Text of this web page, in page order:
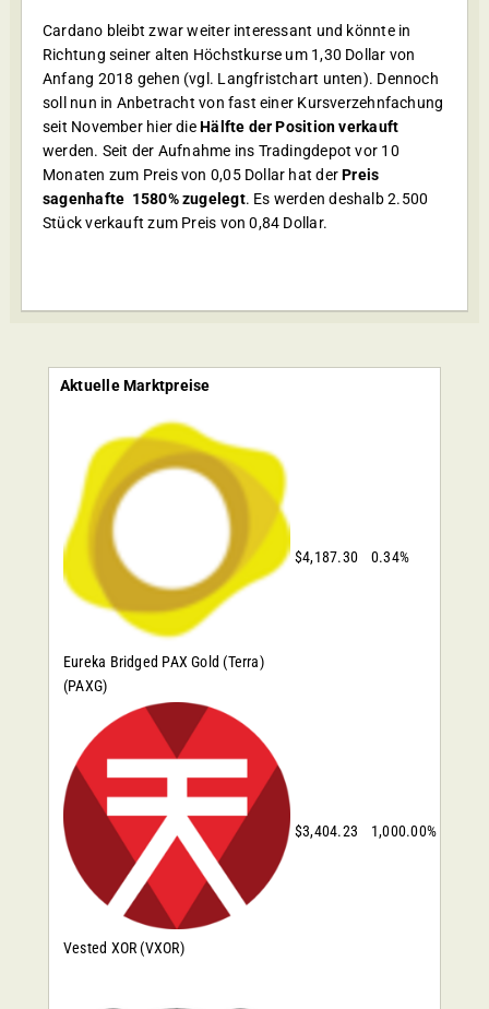
Cardano bleibt zwar weiter interessant und könnte in
Richtung seiner alten Höchstkurse um 1,30 Dollar von
Anfang 2018 gehen (vgl. Langfristchart unten). Dennoch
soll nun in Anbetracht von fast einer Kursverzehnfachung
seit November hier dieHälfte der Position verkauft
werden. Seit der Aufnahme ins Tradingdepot vor 10
Monaten zum Preis von 0,05 Dollar hat derPreis
sagenhafte 1580% zugelegt. Es werden deshalb 2.500
Stück verkauft zum Preis von 0,84 Dollar.
Aktuelle Marktpreise
Eureka Bridged PAX Gold (Terra)
(PAXG)
$4,187.30 0.34%
Vested XOR (VXOR)
$3,404.23 1,000.00%